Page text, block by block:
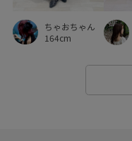
トレンド ドロストデ
ハイウエスト ハリ感
パンツにもスカートにも
フェミニ
ちゃおちゃん
164cm